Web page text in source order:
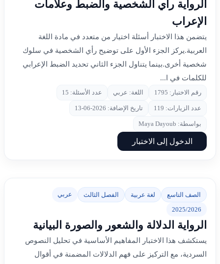
الرواية رأي الشخصية والضبط وعلامات
الإعراب
يتضمن هذا الاختبار أسئلة اختيار من متعدد في مادة اللغة
العربية.يركز الجزء الأول على توضيح رأي الشخصية في سلوك
شخصية أخرى.بينما يتناول الجزء الثاني تحديد الضبط الإعرابي
للكلمات في ا...
رقم الاختبار: 1795 اللغة: عربي عدد الأسئلة: 15
عدد الزيارات: 119 تاريخ الإضافة: 2026-06-13
بواسطة: Maya Dayoub
الدخول إلى الاختبار
الصف التاسع لغة عربية الفصل الثالث عربي
2025/2026
الرواية الدلالة والشعور والصورة البيانية
يستكشف هذا الاختبار المفاهيم الأساسية في تحليل النصوص
السردية، مع التركيز على فهم الدلالات المضمنة في أقوال